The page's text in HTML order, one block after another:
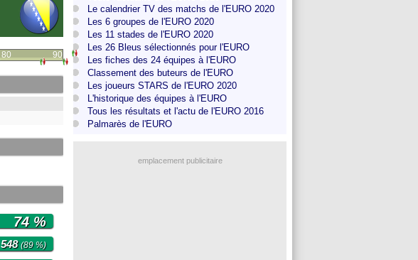
80 90
74 %
548(89 %)
Le calendrier TV des matchs de l'EURO 2020
Les 6 groupes de l'EURO 2020
Les 11 stades de l'EURO 2020
Les 26 Bleus sélectionnés pour l'EURO
Les fiches des 24 équipes à l'EURO
Classement des buteurs de l'EURO
Les joueurs STARS de l'EURO 2020
L'historique des équipes à l'EURO
Tous les résultats et l'actu de l'EURO 2016
Palmarès de l'EURO
emplacement publicitaire